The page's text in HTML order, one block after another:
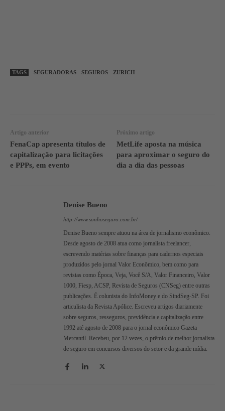
TAGS SEGURADORAS SEGUROS ZURICH
Artigo anterior
FenaCap apresenta títulos de
capitalização para licitações
e PPPs, em evento
Próximo artigo
MetLife aposta na música
para aproximar o seguro do
dia a dia das pessoas
Denise Bueno
http://www.sonhoseguro.com.br/
Denise Bueno sempre atuou na área de jornalismo econômico.
Desde agosto de 2008 atua como jornalista freelancer,
escrevendo matérias sobre finanças para cadernos especiais
produzidos pelo jornal Valor Econômico, bem como para
revistas como Época, Veja, Você S/A, Valor Financeiro, Valor
1000, Fiesp, ACSP, Revista de Seguros (CNSeg) entre outras
publicações. É colunista do InfoMoney e do SindSeg-SP. Foi
articulista da Revista Apólice. Escreveu artigos diariamente
sobre seguros, resseguros, previdência e capitalização entre
1992 até agosto de 2008 para o jornal econômico Gazeta
Mercantil. Recebeu, por 12 vezes, o prêmio de melhor jornalista
de seguro em concursos diversos do setor e da grande mídia.